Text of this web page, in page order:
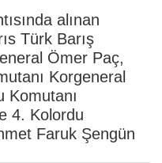
alınan
Türk Barış
Ömer Paç,
Korgeneral
Komutanı
4. Kolordu
Faruk Şengün